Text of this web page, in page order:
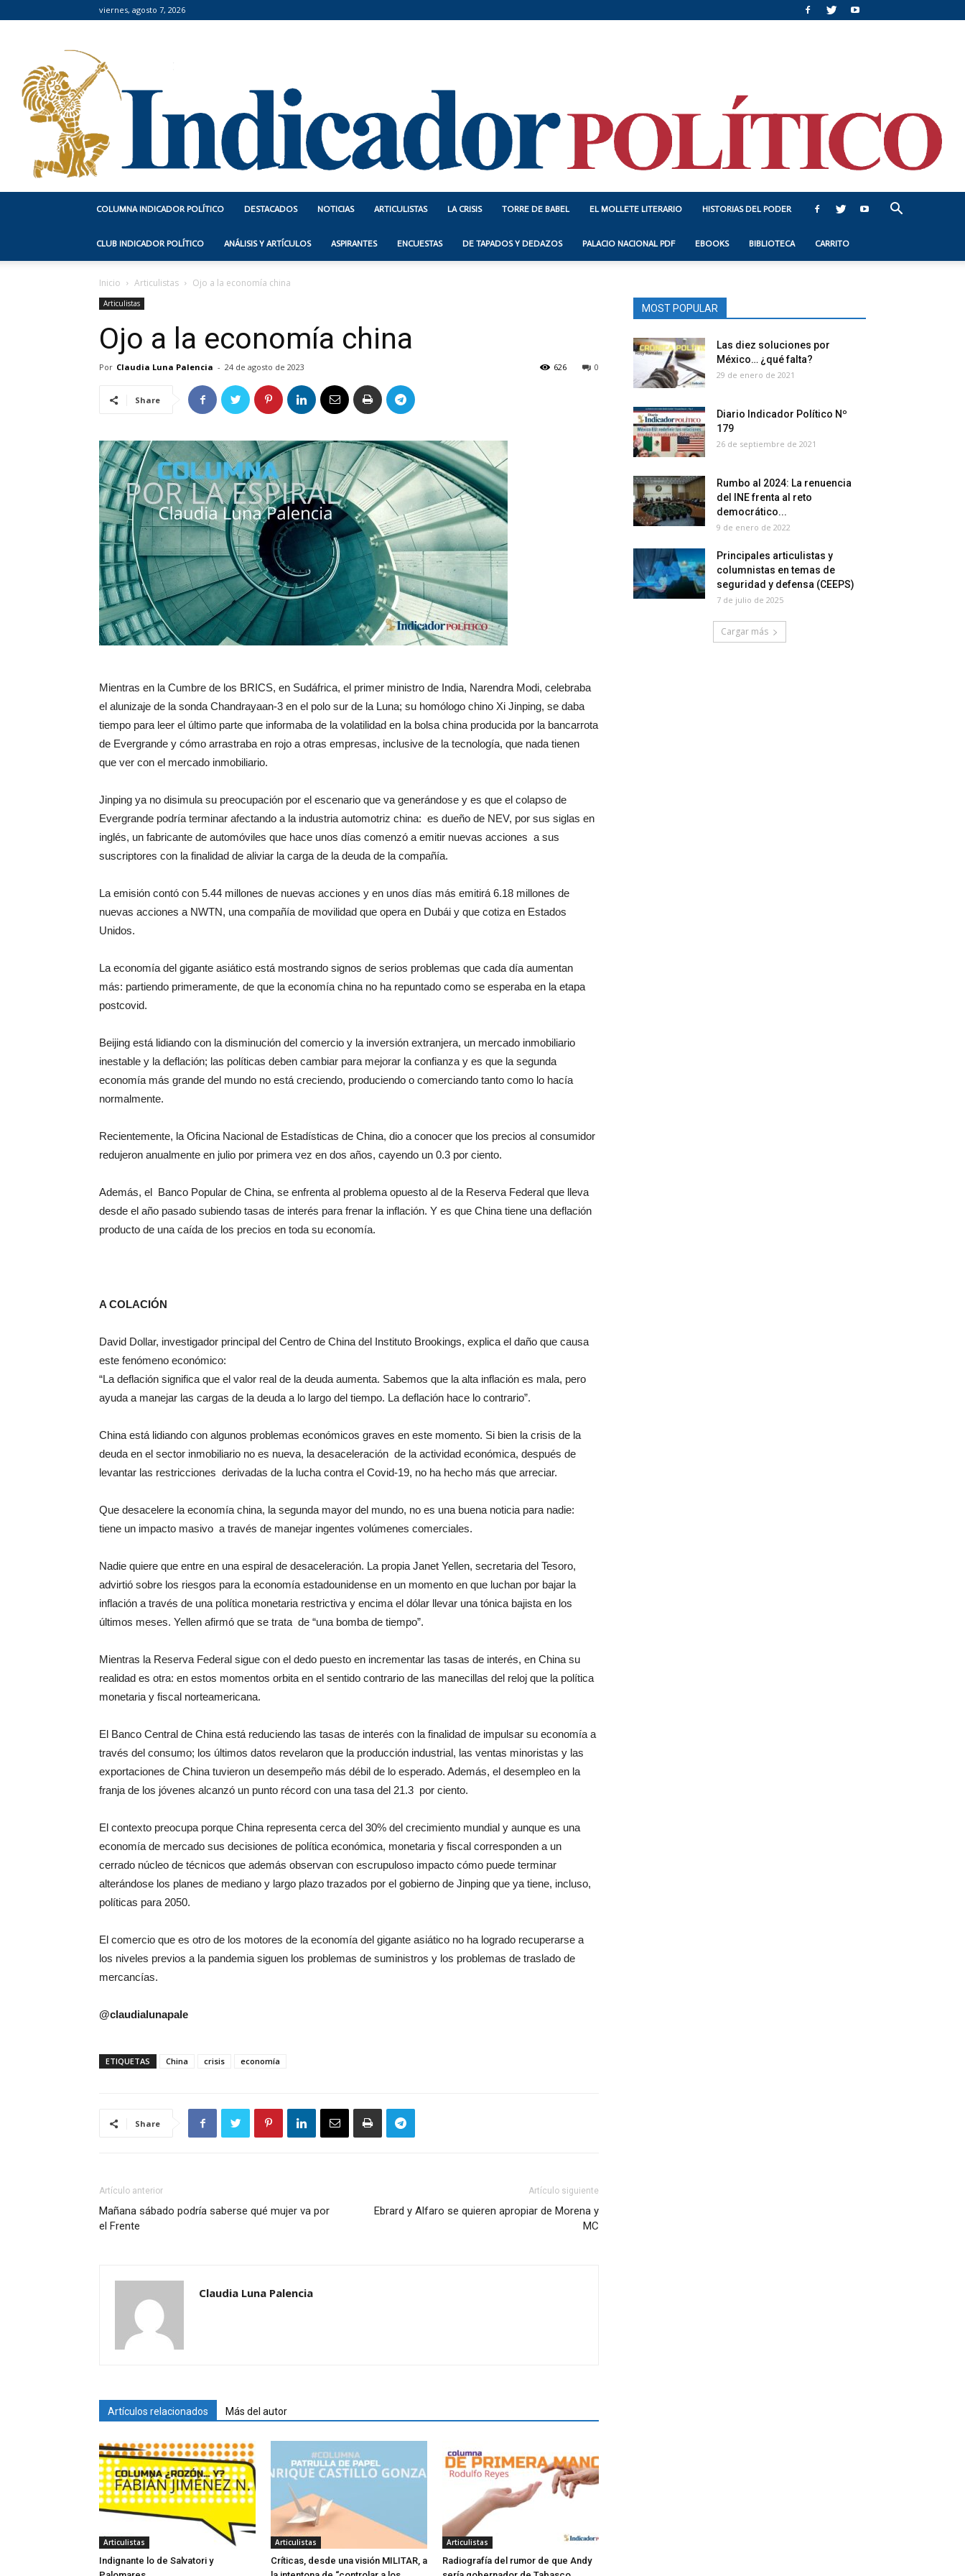
viernes, agosto 7, 2026
Indicador
COLUMNA INDICADOR POLÍTICO DESTACADOS NOTICIAS ARTICULISTAS LA CRISIS TORRE DE BABEL EL MOLLETE LITERARIO HISTORIAS DEL PODER
CLUB INDICADOR POLÍTICO ANÁLISIS Y ARTÍCULOS ASPIRANTES ENCUESTAS DE TAPADOS Y DEDAZOS PALACIO NACIONAL PDF EBOOKS BIBLIOTECA CARRITO
Inicio Articulistas Ojo a la economía china
Articulistas
Ojo a la economía china
Por Claudia Luna Palencia - 24 de agosto de 2023 0
626
Share
Mientras en la Cumbre de los BRICS, en Sudáfrica, el primer ministro de India, Narendra Modi, celebraba
el alunizaje de la sonda Chandrayaan-3 en el polo sur de la Luna; su homólogo chino Xi Jinping, se daba
tiempo para leer el último parte que informaba de la volatilidad en la bolsa china producida por la bancarrota
de Evergrande y cómo arrastraba en rojo a otras empresas, inclusive de la tecnología, que nada tienen
que ver con el mercado inmobiliario.
Jinping ya no disimula su preocupación por el escenario que va generándose y es que el colapso de
Evergrande podría terminar afectando a la industria automotriz china: es dueño de NEV, por sus siglas en
inglés, un fabricante de automóviles que hace unos días comenzó a emitir nuevas acciones a sus
suscriptores con la finalidad de aliviar la carga de la deuda de la compañía.
La emisión contó con 5.44 millones de nuevas acciones y en unos días más emitirá 6.18 millones de
nuevas acciones a NWTN, una compañía de movilidad que opera en Dubái y que cotiza en Estados
Unidos.
La economía del gigante asiático está mostrando signos de serios problemas que cada día aumentan
más: partiendo primeramente, de que la economía china no ha repuntado como se esperaba en la etapa
postcovid.
Beijing está lidiando con la disminución del comercio y la inversión extranjera, un mercado inmobiliario
inestable y la deflación; las políticas deben cambiar para mejorar la confianza y es que la segunda
economía más grande del mundo no está creciendo, produciendo o comerciando tanto como lo hacía
normalmente.
Recientemente, la Oficina Nacional de Estadísticas de China, dio a conocer que los precios al consumidor
redujeron anualmente en julio por primera vez en dos años, cayendo un 0.3 por ciento.
Además, el Banco Popular de China, se enfrenta al problema opuesto al de la Reserva Federal que lleva
desde el año pasado subiendo tasas de interés para frenar la inflación. Y es que China tiene una deflación
producto de una caída de los precios en toda su economía.
A COLACIÓN
David Dollar, investigador principal del Centro de China del Instituto Brookings, explica el daño que causa
este fenómeno económico:
“La deflación significa que el valor real de la deuda aumenta. Sabemos que la alta inflación es mala, pero
ayuda a manejar las cargas de la deuda a lo largo del tiempo. La deflación hace lo contrario”.
China está lidiando con algunos problemas económicos graves en este momento. Si bien la crisis de la
deuda en el sector inmobiliario no es nueva, la desaceleración de la actividad económica, después de
levantar las restricciones derivadas de la lucha contra el Covid-19, no ha hecho más que arreciar.
Que desacelere la economía china, la segunda mayor del mundo, no es una buena noticia para nadie:
tiene un impacto masivo a través de manejar ingentes volúmenes comerciales.
Nadie quiere que entre en una espiral de desaceleración. La propia Janet Yellen, secretaria del Tesoro,
advirtió sobre los riesgos para la economía estadounidense en un momento en que luchan por bajar la
inflación a través de una política monetaria restrictiva y encima el dólar llevar una tónica bajista en los
últimos meses. Yellen afirmó que se trata de “una bomba de tiempo”.
Mientras la Reserva Federal sigue con el dedo puesto en incrementar las tasas de interés, en China su
realidad es otra: en estos momentos orbita en el sentido contrario de las manecillas del reloj que la política
monetaria y fiscal norteamericana.
El Banco Central de China está reduciendo las tasas de interés con la finalidad de impulsar su economía a
través del consumo; los últimos datos revelaron que la producción industrial, las ventas minoristas y las
exportaciones de China tuvieron un desempeño más débil de lo esperado. Además, el desempleo en la
franja de los jóvenes alcanzó un punto récord con una tasa del 21.3 por ciento.
El contexto preocupa porque China representa cerca del 30% del crecimiento mundial y aunque es una
economía de mercado sus decisiones de política económica, monetaria y fiscal corresponden a un
cerrado núcleo de técnicos que además observan con escrupuloso impacto cómo puede terminar
alterándose los planes de mediano y largo plazo trazados por el gobierno de Jinping que ya tiene, incluso,
políticas para 2050.
El comercio que es otro de los motores de la economía del gigante asiático no ha logrado recuperarse a
los niveles previos a la pandemia siguen los problemas de suministros y los problemas de traslado de
mercancías.
@claudialunapale
ETIQUETAS China crisis economía
Share
Artículo anterior
Mañana sábado podría saberse qué mujer va por
el Frente
Artículo siguiente
Ebrard y Alfaro se quieren apropiar de Morena y
MC
Claudia Luna Palencia
Artículos relacionados Más del autor
Articulistas
Indignante lo de Salvatori y
Articulistas
Críticas, desde una visión MILITAR, a
Articulistas
Radiografía del rumor de que Andy
MOST POPULAR
Las diez soluciones por
México… ¿qué falta?
29 de enero de 2021
Diario Indicador Político Nº
179
26 de septiembre de 2021
Rumbo al 2024: La renuencia
del INE frenta al reto
democrático...
9 de enero de 2022
Principales articulistas y
columnistas en temas de
seguridad y defensa (CEEPS)
7 de julio de 2025
Cargar más